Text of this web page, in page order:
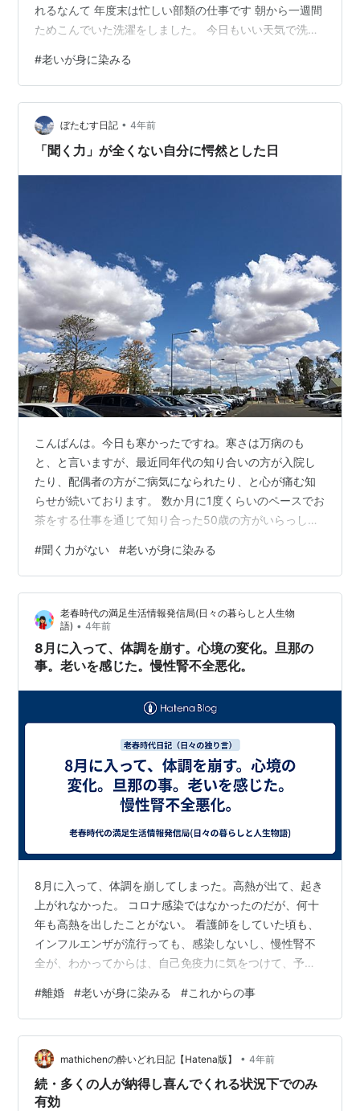
れるなんて 年度末は忙しい部類の仕事です 朝から一週間
ためこんでいた洗濯をしました。 今日もいい天気で洗濯
で 天気予報では「外に洗濯物を干すのは、控えた方がい
いでしょう」 でもそう言われても、花粉症があっても気
持ち良いので ついつい外に干してしまいます。 洗濯を取
り込むときに頑張って、はたかなければ。 「はたく」は
「たたく」と同じ意味です ベランダに出るとサッカーか
#老いが身に染みる
ぼたむす日記 • 4年前
「聞く力」が全くない自分に愕然とした日
こんばんは。今日も寒かったですね。寒さは万病のも
と、と言いますが、最近同年代の知り合いの方が入院し
たり、配偶者の方がご病気になられたり、と心が痛む知
らせが続いております。 数か月に1度くらいのペースでお
茶をする仕事を通じて知り合った50歳の方がいらっしゃ
仕事以外で気軽にお話ができて、快活な話上手な方で
す。 久しぶりにその方と年末に喫茶店巡りをした時に、
どこも混んでいたので、少々お高いカフェに入りまし
た。そこは日本茶専門店で、1杯なんと1,500円越え！ポ
ットで2杯程になるのですが、よくよく味わって飲むぞ！
と話をしながらチビチビ飲んでおりました。…
#聞く力がない #老いが身に染みる
老春時代の満足生活情報発信局(日々の暮らしと人生物
語) • 4年前
8月に入って、体調を崩す。心境の変化。旦那の
事。老いを感じた。慢性腎不全悪化。
8月に入って、体調を崩してしまった。高熱が出て、起き
上がれなかった。 コロナ感染ではなかったのだが、何十
年も高熱を出したことがない。 看護師をしていた頃も、
インフルエンザが流行っても、感染しないし、慢性腎不
全が、わかってからは、自己免疫力に気をつけて、予防
パオーバー。 4月から、友人のミルクボランティアの子
猫のことで、結構動いてしまったこと、 里親のお世話
や、自分の家の猫の脱走、 仔猫の里親が自分の息子だっ
たために、昼間の世話をしなければいけなくなったこ
と。 兎に角、そして何故か、占いの仕事も忙しく、休む
暇がなかった。 しんどいなと思っても…
#離婚 #老いが身に染みる #これからの事
mathichenの酔いどれ日記【Hatena版】 • 4年前
続・多くの人が納得し喜んでくれる状況下でのみ
有効